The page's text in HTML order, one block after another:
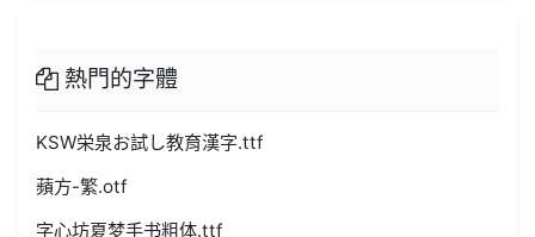
熱門的字體
KSW栄泉お試し教育漢字.ttf
蘋方-繁.otf
字心坊夏梦手书粗体.ttf